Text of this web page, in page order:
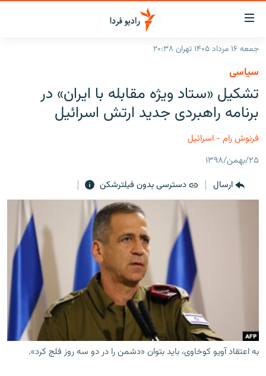
لینک‌های
قابلیت
دسترسی
بازگشت
اصلی
رفتن
صفحه
ایران
جهان
فرکانس‌ها
پادکست
چندرسانه‌ای
گزارش‌های تصویری
گزارش‌های ویدئویی
زنان فردا
زبان‌های دیگر
جمعه ۱۶ مرداد ۱۴۰۵ تهران ۲۰:۳۸
سیاسی
تشکیل «ستاد ویژه مقابله با ایران» در
برنامه راهبردی جدید ارتش اسرائیل
فرنوش رام - اسرائیل
۲۵/بهمن/۱۳۹۸
ارسال
دسترسی بدون فیلترشکن
به اعتقاد آویو کوخاوی، باید بتوان «دشمن را در دو سه روز فلج کرد».